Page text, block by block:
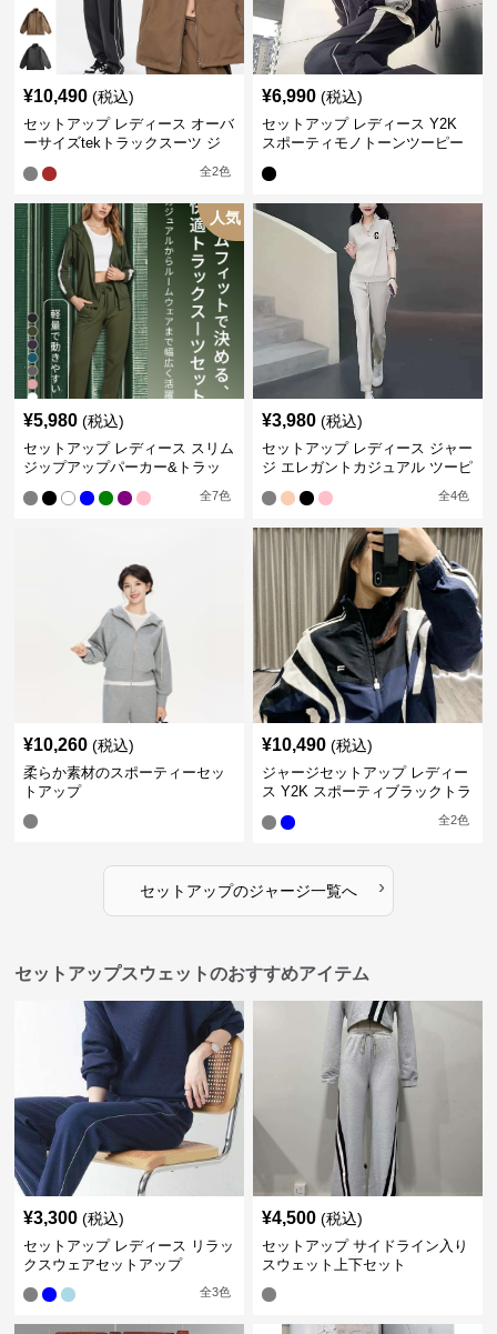
¥10,490 (税込)
セットアップ レディース オーバ
ーサイズtekトラックスーツ ジ
全2色
¥6,990 (税込)
セットアップ レディース Y2K
スポーティモノトーンツーピー
人気
¥5,980 (税込)
セットアップ レディース スリム
ジップアップパーカー&トラッ
全7色
¥3,980 (税込)
セットアップ レディース ジャー
ジ エレガントカジュアル ツーピ
全4色
¥10,260 (税込)
柔らか素材のスポーティーセッ
トアップ
¥10,490 (税込)
ジャージセットアップ レディー
ス Y2K スポーティブラックトラ
全2色
セットアップのジャージ一覧へ ›
セットアップスウェットのおすすめアイテム
¥3,300 (税込)
セットアップ レディース リラッ
クスウェアセットアップ
全3色
¥4,500 (税込)
セットアップ サイドライン入り
スウェット上下セット